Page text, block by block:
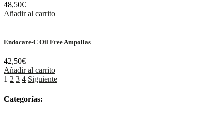
48,50€
Añadir al carrito
Endocare-C Oil Free Ampollas
42,50€
Añadir al carrito
1 2 3 4 Siguiente
Categorías: